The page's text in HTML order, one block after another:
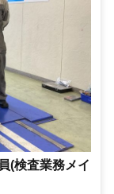
(検査業務メイ